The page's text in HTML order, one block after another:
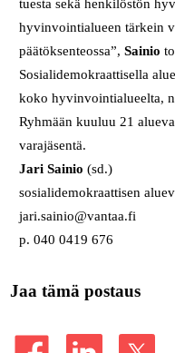
tuesta sekä henkilöstön
hyvinvointialueen tärkein
päätöksenteossa”,Sainio
Sosialidemokraattisella
koko hyvinvointialueelta,
Ryhmään kuuluu 21
varajäsentä.
Jari Sainio(sd.)
sosialidemokraattisen
jari.sainio@vantaa.fi
p. 040 0419 676
Jaa tämä postaus